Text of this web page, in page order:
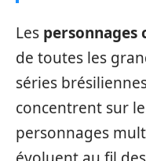
Les personnages
de toutes les
séries
concentrent sur
personnages